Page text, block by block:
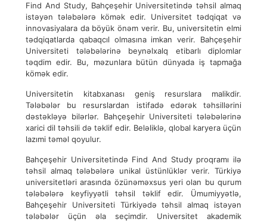
Find And Study, Bahçeşehir Universitetində təhsil almaq
istəyən tələbələrə kömək edir. Universitet tədqiqat və
innovasiyalara da böyük önəm verir. Bu, universitetin elmi
tədqiqatlarda qabaqcıl olmasına imkan verir. Bahçeşehir
Universiteti tələbələrinə beynəlxalq etibarlı diplomlar
təqdim edir. Bu, məzunlara bütün dünyada iş tapmağa
kömək edir.
Universitetin kitabxanası geniş resurslara malikdir.
Tələbələr bu resurslardan istifadə edərək təhsillərini
dəstəkləyə bilərlər. Bahçeşehir Universiteti tələbələrinə
xarici dil təhsili də təklif edir. Beləliklə, qlobal karyera üçün
lazımi təməl qoyulur.
Bahçeşehir Universitetində Find And Study proqramı ilə
təhsil almaq tələbələrə unikal üstünlüklər verir. Türkiyə
universitetləri arasında özünəməxsus yeri olan bu qurum
tələbələrə keyfiyyətli təhsil təklif edir. Ümumiyyətlə,
Bahçeşehir Universiteti Türkiyədə təhsil almaq istəyən
tələbələr üçün əla seçimdir. Universitet akademik